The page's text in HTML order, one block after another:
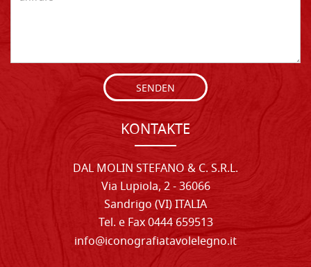
SENDEN
KONTAKTE
DAL MOLIN STEFANO & C. S.R.L.
Via Lupiola, 2 - 36066
Sandrigo (VI) ITALIA
Tel. e Fax 0444 659513
info@iconografiatavolelegno.it